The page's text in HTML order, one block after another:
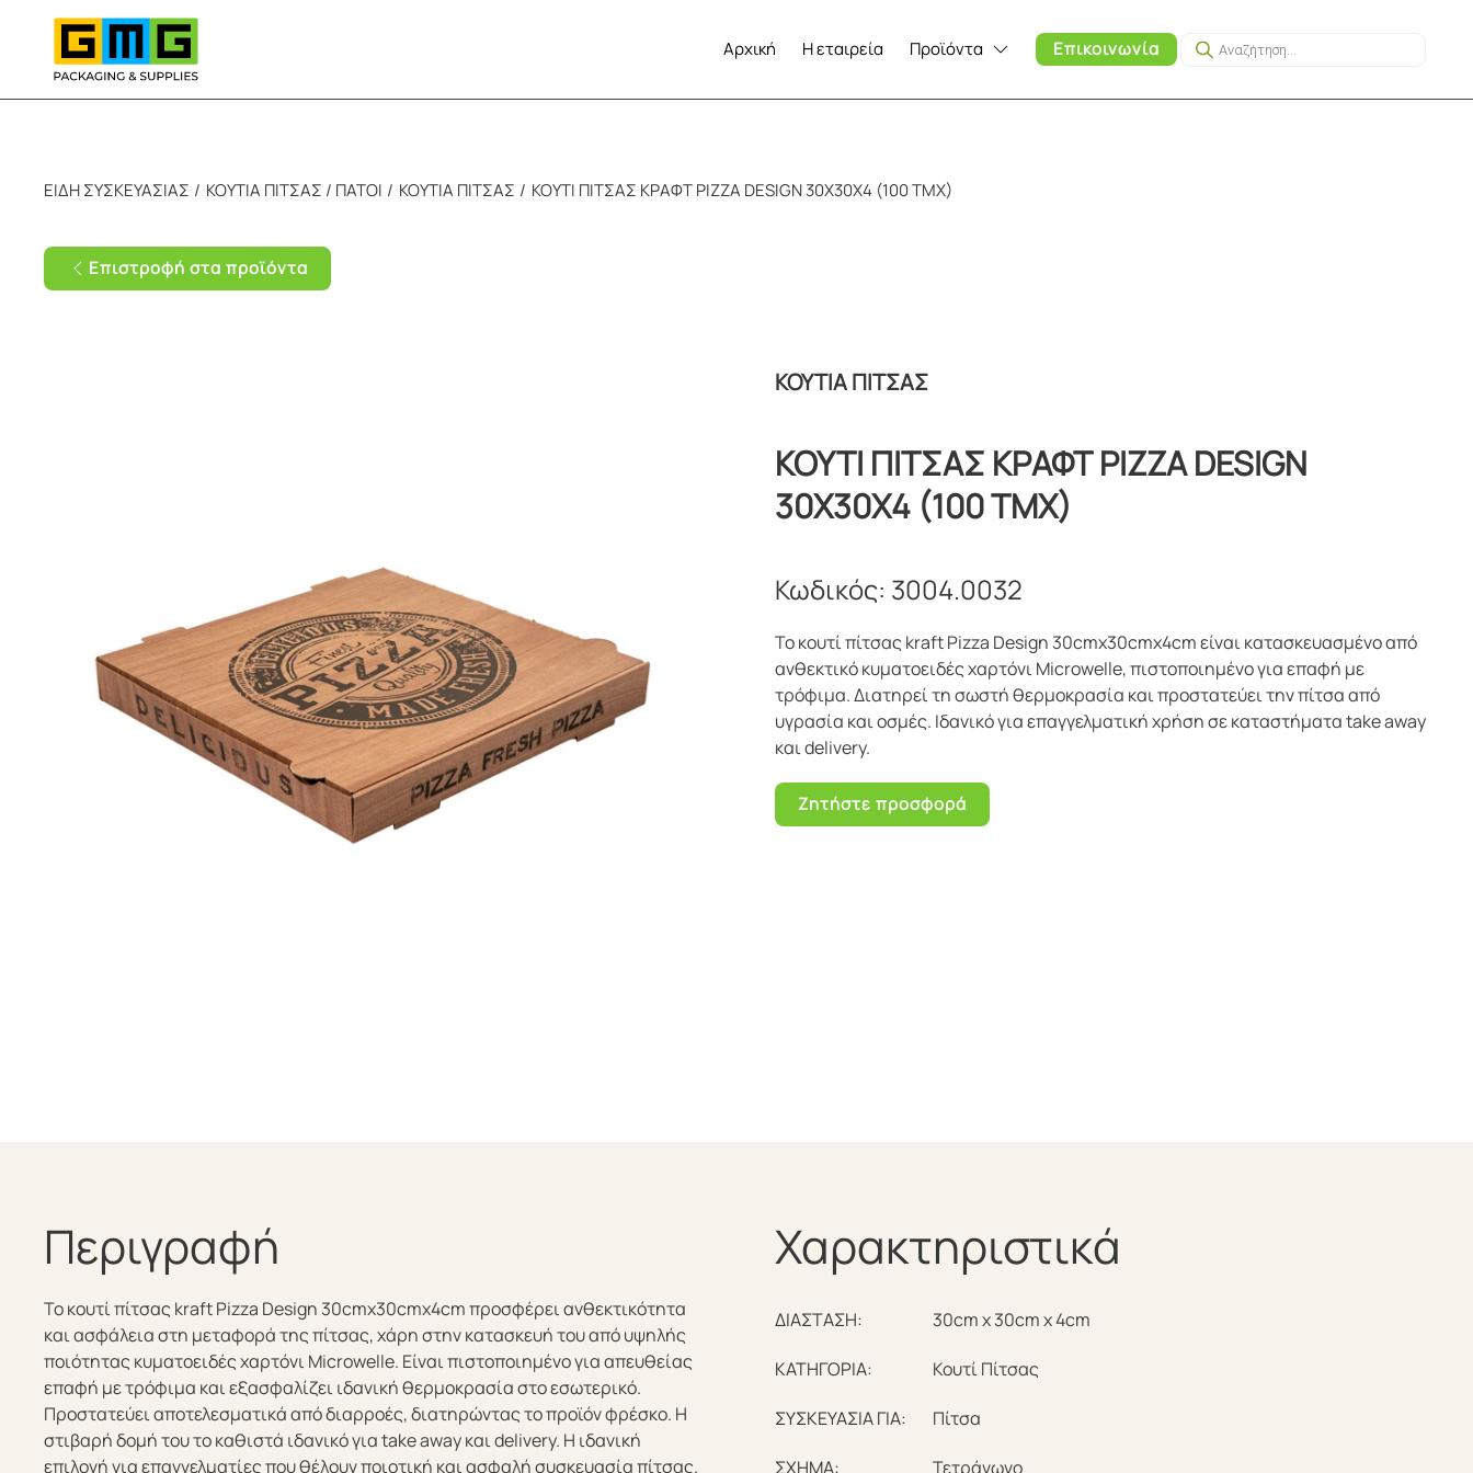
Skip to main content
Αρχική Η εταιρεία Προϊόντα Επικοινωνία Products
search
ΕΙΔΗ ΣΥΣΚΕΥΑΣΙΑΣ ΚΟΥΤΙΑ ΠΙΤΣΑΣ / ΠΑΤΟΙ ΚΟΥΤΙΑ ΠΙΤΣΑΣ ΚΟΥΤΙ ΠΙΤΣΑΣ ΚΡΑΦΤ PIZZA DESIGN 30X30X4 (100 TMX)
Επιστροφή στα προϊόντα
ΚΟΥΤΙΑ ΠΙΤΣΑΣ
ΚΟΥΤΙ ΠΙΤΣΑΣ ΚΡΑΦΤ PIZZA DESIGN
30X30X4 (100 TMX)
Κωδικός: 3004.0032
Το κουτί πίτσας kraft Pizza Design 30cmx30cmx4cm είναι κατασκευασμένο από
ανθεκτικό κυματοειδές χαρτόνι Microwelle, πιστοποιημένο για επαφή με
τρόφιμα. Διατηρεί τη σωστή θερμοκρασία και προστατεύει την πίτσα από
υγρασία και οσμές. Ιδανικό για επαγγελματική χρήση σε καταστήματα take away
και delivery.
Ζητήστε προσφορά
Περιγραφή
Το κουτί πίτσας kraft Pizza Design 30cmx30cmx4cm προσφέρει ανθεκτικότητα
και ασφάλεια στη μεταφορά της πίτσας, χάρη στην κατασκευή του από υψηλής
ποιότητας κυματοειδές χαρτόνι Microwelle. Είναι πιστοποιημένο για απευθείας
επαφή με τρόφιμα και εξασφαλίζει ιδανική θερμοκρασία στο εσωτερικό.
Προστατεύει αποτελεσματικά από διαρροές, διατηρώντας το προϊόν φρέσκο. Η
στιβαρή δομή του το καθιστά ιδανικό για take away και delivery. Η ιδανική
επιλογή για επαγγελματίες που θέλουν ποιοτική και ασφαλή συσκευασία πίτσας.
Χαρακτηριστικά
ΔΙΑΣΤΑΣΗ: 30cm x 30cm x 4cm
ΚΑΤΗΓΟΡΙΑ: Κουτί Πίτσας
ΣΥΣΚΕΥΑΣΙΑ ΓΙΑ: Πίτσα
ΣΧΗΜΑ: Τετράγωνο